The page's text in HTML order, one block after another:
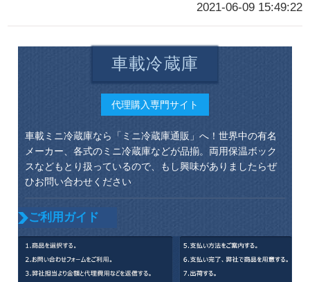
2021-06-09 15:49:22
車載冷蔵庫
代理購入専門サイト
車載ミニ冷蔵庫なら「ミニ冷蔵庫通販」へ！世界中の有名
メーカー、各式のミニ冷蔵庫などが品揃。両用保温ボック
スなどもとり扱っているので、もし興味がありましたらぜ
ひお問い合わせください
ご利用ガイド